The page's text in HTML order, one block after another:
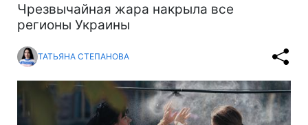
Чрезвычайная жара накрыла все
регионы Украины
ТАТЬЯНА СТЕПАНОВА